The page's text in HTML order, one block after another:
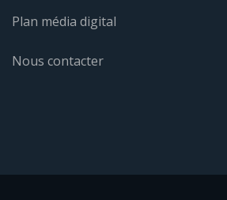
Plan média digital
Nous contacter